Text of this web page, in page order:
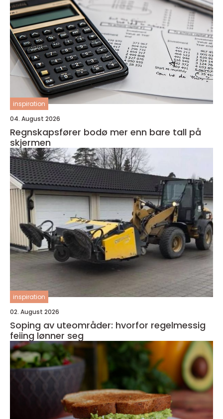
inspiration
04. August 2026
Regnskapsfører bodø mer enn bare tall på
skjermen
inspiration
02. August 2026
Soping av uteområder: hvorfor regelmessig
feiing lønner seg